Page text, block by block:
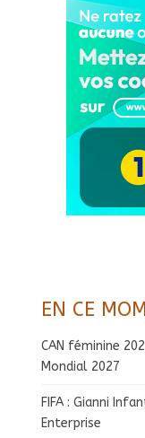
EN CE
CAN féminine
Mondial 2027
FIFA : Gianni
Enterprise